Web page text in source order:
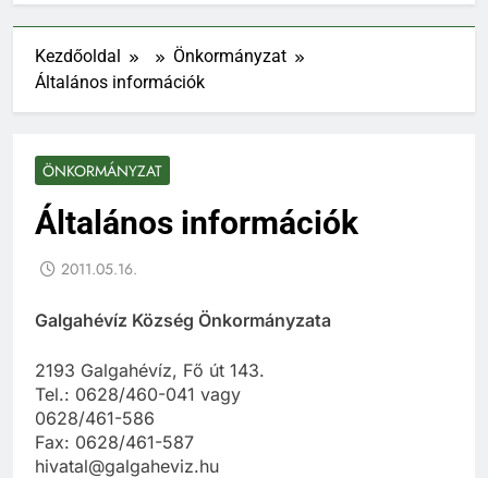
Kezdőoldal
Önkormányzat
Általános információk
ÖNKORMÁNYZAT
Általános információk
2011.05.16.
Galgahévíz Község Önkormányzata
2193 Galgahévíz, Fő út 143.
Tel.: 0628/460-041 vagy
0628/461-586
Fax: 0628/461-587
hivatal@galgaheviz.hu